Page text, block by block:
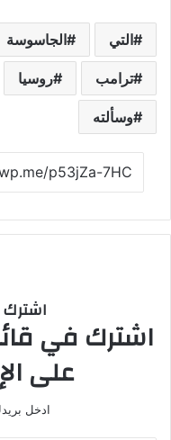
التي الجاسوسة
ترامب روسيا
وسألته
اشترك
اشترك في
على
ادخل